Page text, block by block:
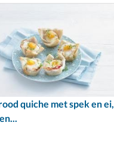
quiche met spek en ei,